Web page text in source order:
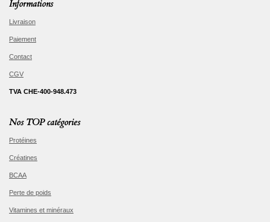
Informations
Livraison
Paiement
Contact
CGV
TVA CHE-400-948.473
Nos TOP catégories
Protéines
Créatines
BCAA
Perte de poids
Vitamines et minéraux